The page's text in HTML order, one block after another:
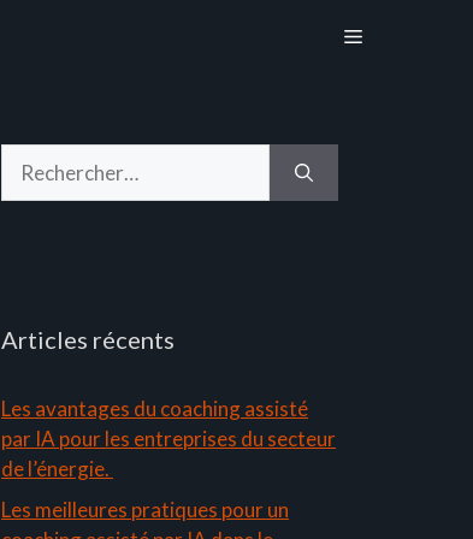
Menu
Articles récents
Les avantages du coaching assisté
par IA pour les entreprises du secteur
de l’énergie.
Les meilleures pratiques pour un